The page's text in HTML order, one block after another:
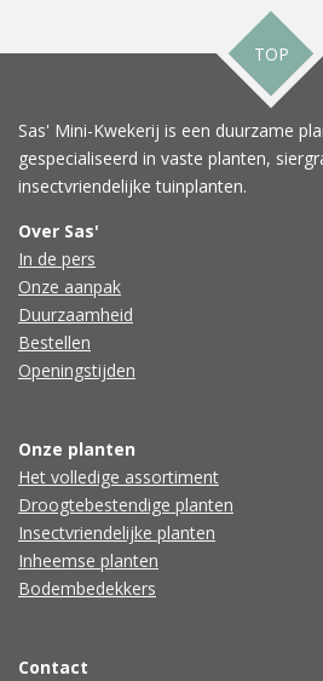
TOP
Sas' Mini-Kwekerij is een duurzame
gespecialiseerd in vaste planten,
insectvriendelijke tuinplanten.
Over Sas'
In de pers
Onze aanpak
Duurzaamheid
Bestellen
Openingstijden
Onze planten
Het volledige assortiment
Droogtebestendige planten
Insectvriendelijke planten
Inheemse planten
Bodembedekkers
Contact